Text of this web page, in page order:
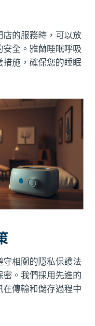
的服務時，可以放
全。雅蘭睡眠呼吸
施，確保您的睡眠
相關的隱私保護法
。我們採用先進的
傳輸和儲存過程中